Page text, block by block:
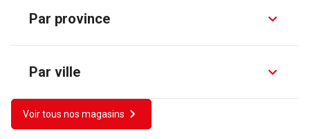
Par province
Par ville
Voir tous nos magasins